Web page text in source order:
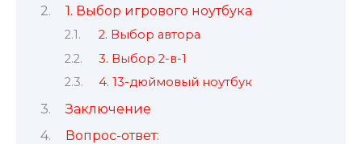
1. Выбор игрового ноутбука
2. Выбор автора
3. Выбор 2-в-1
4. 13-дюймовый ноутбук
Заключение
Вопрос-ответ: